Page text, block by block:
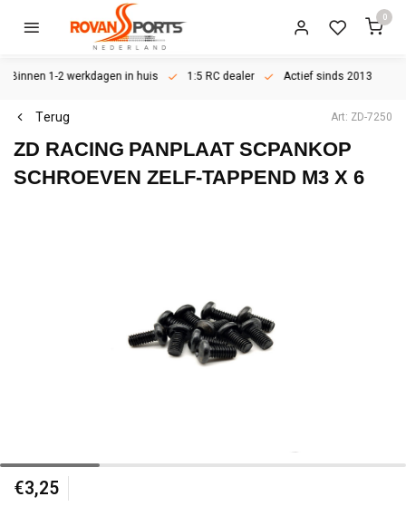
0
Binnen 1-2 werkdagen in huis 1:5 RC dealer Actief sinds 2013
Terug Art: ZD-7250
ZD RACING PANPLAAT SCPANKOP
SCHROEVEN ZELF-TAPPEND M3 X 6
€3,25